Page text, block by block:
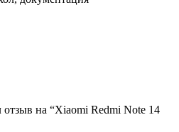
отзыв на “Xiaomi Redmi Note 14